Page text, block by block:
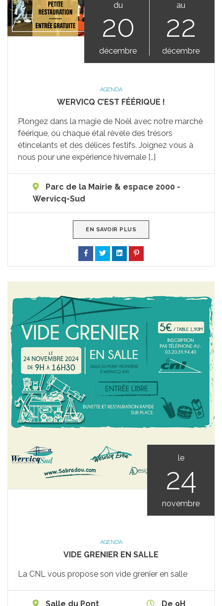
du
20
décembre
au
22
décembre
AGENDA
WERVICQ C’EST FÉÉRIQUE !
Plongez dans la magie de Noël avec notre marché
féérique, où chaque étal révèle des trésors
étincelants et des délices festifs. Joignez vous à
nous pour une expérience hivernale [..]
Parc de la Mairie & espace 2000 -
Wervicq-Sud
EN SAVOIR PLUS
le
24
novembre
AGENDA
VIDE GRENIER EN SALLE
La CNL vous propose son vide grenier en salle
Salle du Pont De 9H